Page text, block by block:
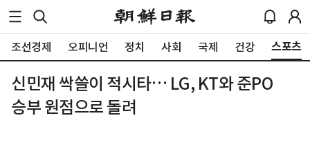
조선경제 오피니언 정치 사회 국제 건강 스포츠
신민재 싹쓸이 적시타… LG, KT와 준PO
승부 원점으로 돌려